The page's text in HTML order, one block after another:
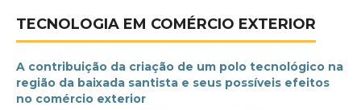
TECNOLOGIA EM COMÉRCIO EXTERIOR
A contribuição da criação de um polo tecnológico na
região da baixada santista e seus possíveis efeitos
no comércio exterior